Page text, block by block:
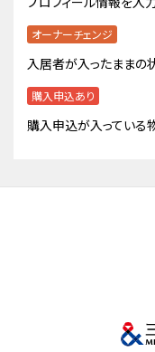
オーナーチェンジ
入居者が入ったままの
購入申込あり
購入申込が入っている